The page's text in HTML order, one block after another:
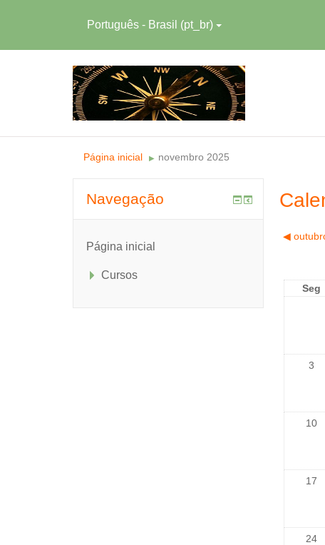
Português - Brasil ‎(pt_br)‎
Página inicial ▶︎ novembro 2025
◀︎
Seg
3
10
17
24
Navegação
Página inicial
Cursos